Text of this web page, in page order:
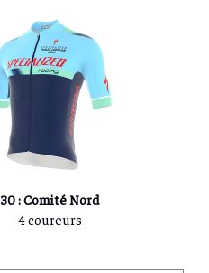
30 : Comité Nord
4 coureurs